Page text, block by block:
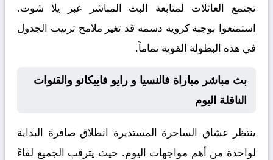
تجتمع العائلات لمتابعة البث المباشر عبر يلا شوت.
استمتعوا بوجبة كروية دسمة قد تغير ملامح ترتيب الجدول
في هذه البطولة القوية تماماً.
بث مباشر مباراة فالنسيا و رايو فاييكانو والقنوات
الناقلة اليوم
ينتظر عشاق الساحرة المستديرة انطلاق صافرة البداية
لواحدة من أهم مواجهات اليوم. حيث يترقب الجميع لقاءً